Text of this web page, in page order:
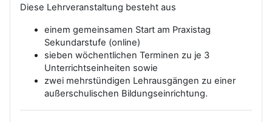
Diese Lehrveranstaltung besteht aus
einem gemeinsamen Start am Praxistag
Sekundarstufe (online)
sieben wöchentlichen Terminen zu je 3
Unterrichtseinheiten sowie
zwei mehrstündigen Lehrausgängen zu einer
außerschulischen Bildungseinrichtung.